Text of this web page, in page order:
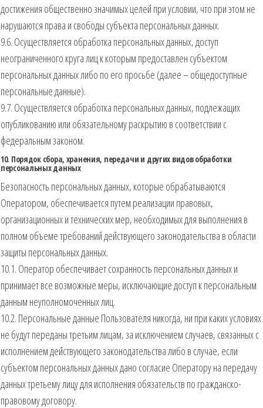
достижения общественно значимых целей при условии, что при этом не
нарушаются права и свободы субъекта персональных данных.
9.6. Осуществляется обработка персональных данных, доступ
неограниченного круга лиц к которым предоставлен субъектом
персональных данных либо по его просьбе (далее – общедоступные
персональные данные).
9.7. Осуществляется обработка персональных данных, подлежащих
опубликованию или обязательному раскрытию в соответствии с
федеральным законом.
10. Порядок сбора, хранения, передачи и других видов обработки
персональных данных
Безопасность персональных данных, которые обрабатываются
Оператором, обеспечивается путем реализации правовых,
организационных и технических мер, необходимых для выполнения в
полном объеме требований действующего законодательства в области
защиты персональных данных.
10.1. Оператор обеспечивает сохранность персональных данных и
принимает все возможные меры, исключающие доступ к персональным
данным неуполномоченных лиц.
10.2. Персональные данные Пользователя никогда, ни при каких условиях
не будут переданы третьим лицам, за исключением случаев, связанных с
исполнением действующего законодательства либо в случае, если
субъектом персональных данных дано согласие Оператору на передачу
данных третьему лицу для исполнения обязательств по гражданско-
правовому договору.